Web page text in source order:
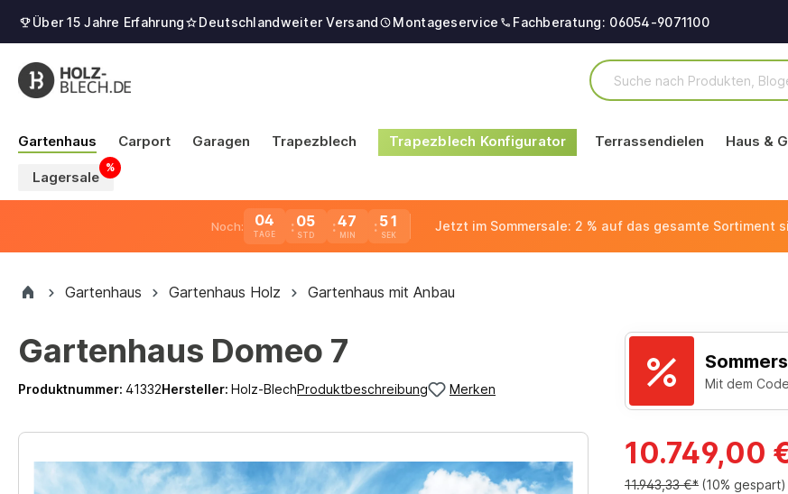
Über 15 Jahre Erfahrung Deutschlandweiter Versand Montageservice Fachberatung: 06054-9071100
Gartenhaus Carport Garagen Trapezblech Trapezblech Konfigurator Terrassendielen Haus &
Lagersale
Noch: 04
TAGE
05 47 50 Jetzt im Sommersale: 2 % auf das gesamte Sortiment
Gartenhaus Gartenhaus Holz Gartenhaus mit Anbau
Gartenhaus Domeo 7
Produktnummer: 41332Hersteller: Holz-BlechProduktbeschreibung Merken Mit dem
10.749,00
11.943,33 €* (10% gespart)